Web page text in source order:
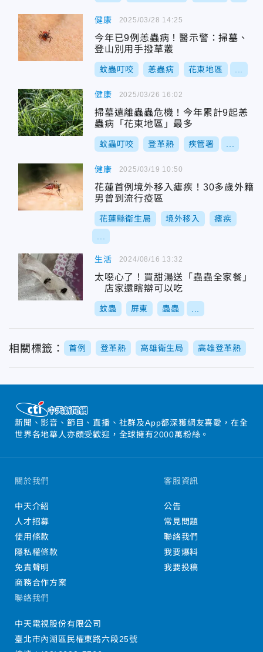
健康
今年已9例恙蟲病！醫示警：掃墓、
登山別用手撥草叢
蚊蟲叮咬 恙蟲病 花東地區
2025/03/28 14:25
健康
掃墓遠離蟲蟲危機！今年累計9起恙
蟲病「花東地區」最多
蚊蟲叮咬 登革熱 疾管署
2025/03/26 16:02
健康
花蓮首例境外移入瘧疾！30多歲外籍
男曾到流行疫區
花蓮縣衛生局 境外移入 瘧疾
2025/03/19 10:50
生活
太噁心了！買甜湯送「蟲蟲全家餐」
店家還瞎辯可以吃
蚊蟲 屏東 蟲蟲
2024/08/16 13:32
相關標籤： 首例 登革熱 高雄衛生局 高雄登革熱
新聞、影音、節目、直播、社群及App都深獲網友喜愛，在全
世界各地華人亦頗受歡迎，全球擁有2000萬粉絲。
關於我們
中天介紹
人才招募
使用條款
隱私權條款
免責聲明
商務合作方案
客服資訊
公告
常見問題
聯絡我們
我要爆料
我要投稿
聯絡我們
中天電視股份有限公司
臺北市內湖區民權東路六段25號